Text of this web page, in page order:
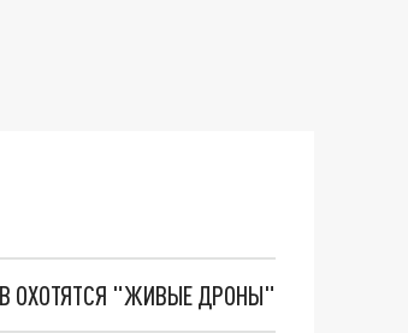
ОХОТЯТСЯ "ЖИВЫЕ ДРОНЫ"